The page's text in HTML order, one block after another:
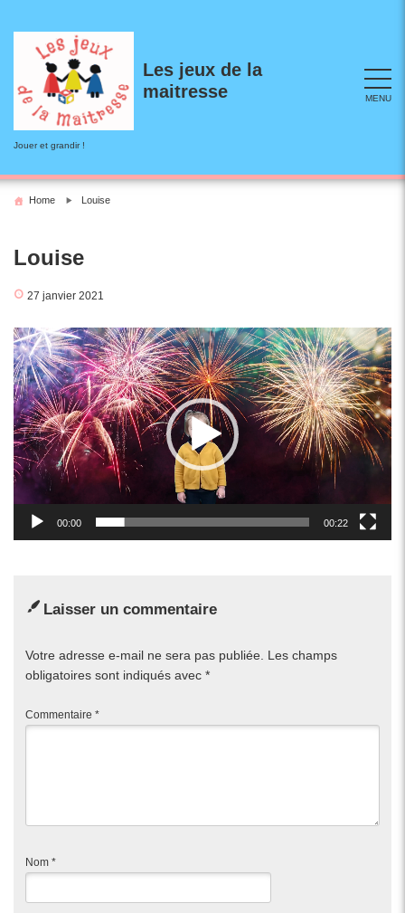
content
Les jeux de la
maitresse
Jouer et grandir !
MENU
Home Louise
Louise
27 janvier 2021
Lecteur
vidéo
00:00 00:22
Laisser un commentaire
Votre adresse e-mail ne sera pas publiée.
Les champs
obligatoires sont indiqués avec *
Commentaire *
Nom *